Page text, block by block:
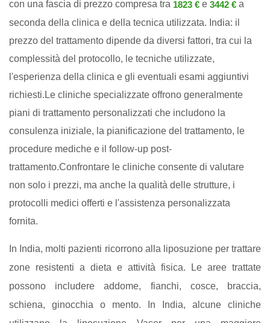
con una fascia di prezzo compresa tra 1823 € e 3442 € a
seconda della clinica e della tecnica utilizzata. India: il
prezzo del trattamento dipende da diversi fattori, tra cui la
complessità del protocollo, le tecniche utilizzate,
l'esperienza della clinica e gli eventuali esami aggiuntivi
richiesti.Le cliniche specializzate offrono generalmente
piani di trattamento personalizzati che includono la
consulenza iniziale, la pianificazione del trattamento, le
procedure mediche e il follow-up post-
trattamento.Confrontare le cliniche consente di valutare
non solo i prezzi, ma anche la qualità delle strutture, i
protocolli medici offerti e l'assistenza personalizzata
fornita.
In India, molti pazienti ricorrono alla liposuzione per trattare
zone resistenti a dieta e attività fisica. Le aree trattate
possono includere addome, fianchi, cosce, braccia,
schiena, ginocchia o mento. In India, alcune cliniche